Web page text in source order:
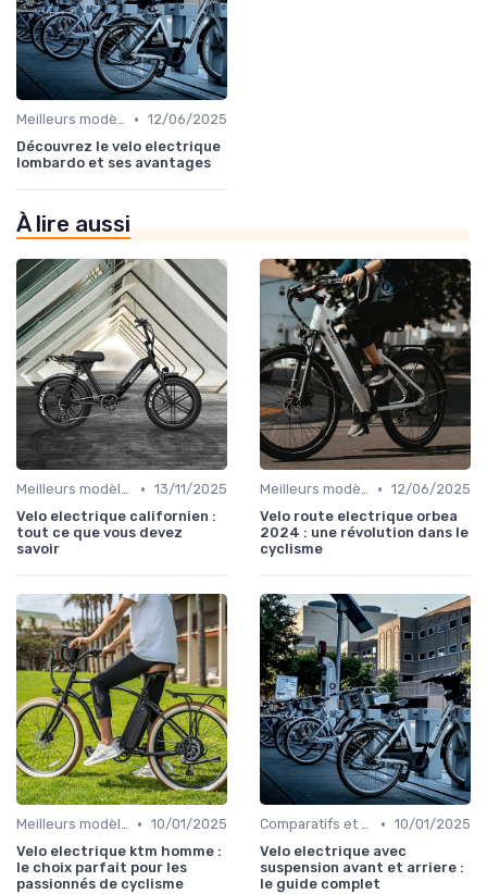
Meilleurs modèles et marques • 12/06/2025
Découvrez le velo electrique
lombardo et ses avantages
À lire aussi
Meilleurs modèles et marques • 13/11/2025
Velo electrique californien :
tout ce que vous devez
savoir
Meilleurs modèles et marques • 12/06/2025
Velo route electrique orbea
2024 : une révolution dans le
cyclisme
Meilleurs modèles et marques • 10/01/2025
Velo electrique ktm homme :
le choix parfait pour les
passionnés de cyclisme
Comparatifs et tests de vélos électriques • 10/01/2025
Velo electrique avec
suspension avant et arriere :
le guide complet